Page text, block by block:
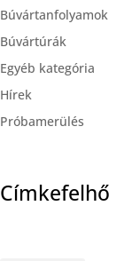
Búvártanfolyamok
Búvártúrák
Egyéb kategória
Hírek
Próbamerülés
Címkefelhő